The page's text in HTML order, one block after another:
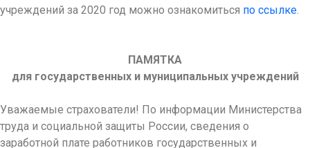
учреждений за 2020 год можно ознакомиться по ссылке.
ПАМЯТКА
для государственных и муниципальных учреждений
Уважаемые страхователи! По информации Министерства
труда и социальной защиты России, сведения о
заработной плате работников государственных и